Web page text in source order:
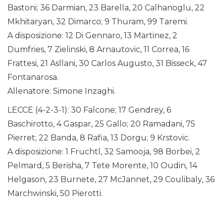
Bastoni; 36 Darmian, 23 Barella, 20 Calhanoglu, 22
Mkhitaryan, 32 Dimarco; 9 Thuram, 99 Taremi.
A disposizione: 12 Di Gennaro, 13 Martinez, 2
Dumfries, 7 Zielinski, 8 Arnautovic, 11 Correa, 16
Frattesi, 21 Asllani, 30 Carlos Augusto, 31 Bisseck, 47
Fontanarosa.
Allenatore: Simone Inzaghi.
LECCE (4-2-3-1): 30 Falcone; 17 Gendrey, 6
Baschirotto, 4 Gaspar, 25 Gallo; 20 Ramadani, 75
Pierret; 22 Banda, 8 Rafia, 13 Dorgu; 9 Krstovic.
A disposizione: 1 Fruchtl, 32 Samooja, 98 Borbei, 2
Pelmard, 5 Berisha, 7 Tete Morente, 10 Oudin, 14
Helgason, 23 Burnete, 27 McJannet, 29 Coulibaly, 36
Marchwinski, 50 Pierotti.